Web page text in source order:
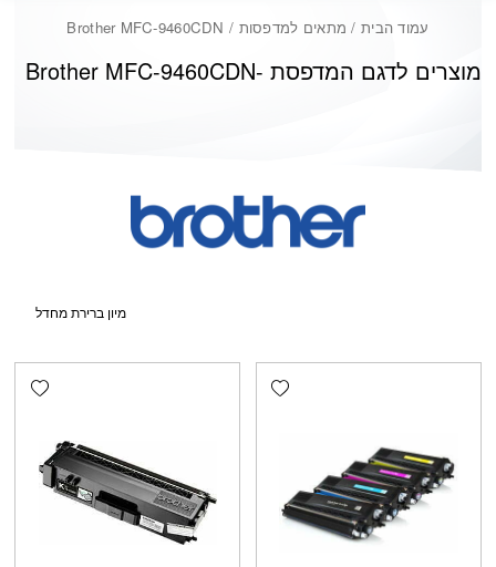
עמוד הבית/ מתאים למדפסות / Brother MFC-9460CDN
Brother MFC-9460CDNמוצרים לדגם המדפסת -
Add wishlist